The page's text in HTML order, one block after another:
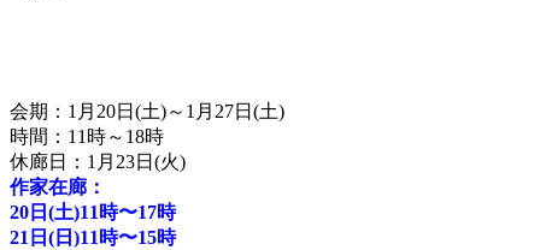
会期：1月20日(土)～1月27日(土)
時間：11時～18時
休廊日：1月23日(火)
作家在廊：
20日(土)11時〜17時
21日(日)11時〜15時